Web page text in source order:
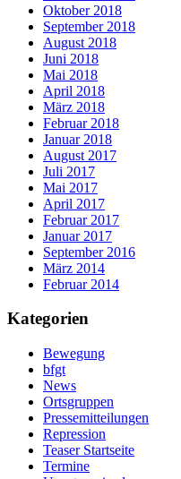
Oktober 2018
September 2018
August 2018
Juni 2018
Mai 2018
April 2018
März 2018
Februar 2018
Januar 2018
August 2017
Juli 2017
Mai 2017
April 2017
Februar 2017
Januar 2017
September 2016
März 2014
Februar 2014
Kategorien
Bewegung
bfgt
News
Ortsgruppen
Pressemitteilungen
Repression
Teaser Startseite
Termine